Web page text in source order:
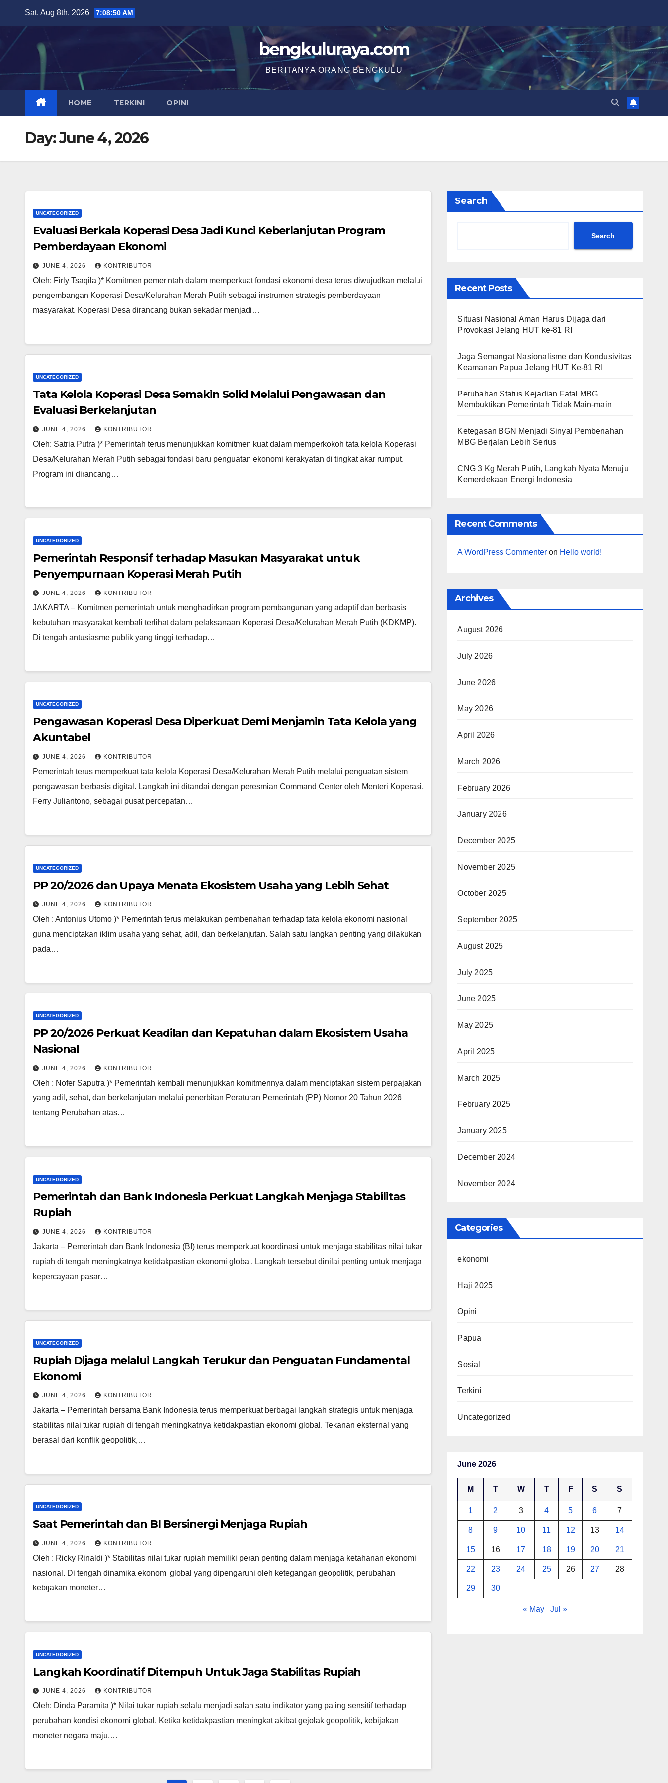
content
Sat. Aug 8th, 2026 7:08:51 AM
bengkuluraya.com
BERITANYA ORANG BENGKULU
HOME TERKINI OPINI
Day:June 4, 2026
UNCATEGORIZED
Evaluasi Berkala Koperasi Desa Jadi Kunci Keberlanjutan Program
Pemberdayaan Ekonomi
JUNE 4, 2026 KONTRIBUTOR
Oleh: Firly Tsaqila )* Komitmen pemerintah dalam memperkuat fondasi ekonomi desa terus diwujudkan melalui
pengembangan Koperasi Desa/Kelurahan Merah Putih sebagai instrumen strategis pemberdayaan
masyarakat. Koperasi Desa dirancang bukan sekadar menjadi…
UNCATEGORIZED
Tata Kelola Koperasi Desa Semakin Solid Melalui Pengawasan dan
Evaluasi Berkelanjutan
JUNE 4, 2026 KONTRIBUTOR
Oleh: Satria Putra )* Pemerintah terus menunjukkan komitmen kuat dalam memperkokoh tata kelola Koperasi
Desa/Kelurahan Merah Putih sebagai fondasi baru penguatan ekonomi kerakyatan di tingkat akar rumput.
Program ini dirancang…
UNCATEGORIZED
Pemerintah Responsif terhadap Masukan Masyarakat untuk
Penyempurnaan Koperasi Merah Putih
JUNE 4, 2026 KONTRIBUTOR
JAKARTA – Komitmen pemerintah untuk menghadirkan program pembangunan yang adaptif dan berbasis
kebutuhan masyarakat kembali terlihat dalam pelaksanaan Koperasi Desa/Kelurahan Merah Putih (KDKMP).
Di tengah antusiasme publik yang tinggi terhadap…
UNCATEGORIZED
Pengawasan Koperasi Desa Diperkuat Demi Menjamin Tata Kelola yang
Akuntabel
JUNE 4, 2026 KONTRIBUTOR
Pemerintah terus memperkuat tata kelola Koperasi Desa/Kelurahan Merah Putih melalui penguatan sistem
pengawasan berbasis digital. Langkah ini ditandai dengan peresmian Command Center oleh Menteri Koperasi,
Ferry Juliantono, sebagai pusat percepatan…
UNCATEGORIZED
PP 20/2026 dan Upaya Menata Ekosistem Usaha yang Lebih Sehat
JUNE 4, 2026 KONTRIBUTOR
Oleh : Antonius Utomo )* Pemerintah terus melakukan pembenahan terhadap tata kelola ekonomi nasional
guna menciptakan iklim usaha yang sehat, adil, dan berkelanjutan. Salah satu langkah penting yang dilakukan
pada…
UNCATEGORIZED
PP 20/2026 Perkuat Keadilan dan Kepatuhan dalam Ekosistem Usaha
Nasional
JUNE 4, 2026 KONTRIBUTOR
Oleh : Nofer Saputra )* Pemerintah kembali menunjukkan komitmennya dalam menciptakan sistem perpajakan
yang adil, sehat, dan berkelanjutan melalui penerbitan Peraturan Pemerintah (PP) Nomor 20 Tahun 2026
tentang Perubahan atas…
UNCATEGORIZED
Pemerintah dan Bank Indonesia Perkuat Langkah Menjaga Stabilitas
Rupiah
JUNE 4, 2026 KONTRIBUTOR
Jakarta – Pemerintah dan Bank Indonesia (BI) terus memperkuat koordinasi untuk menjaga stabilitas nilai tukar
rupiah di tengah meningkatnya ketidakpastian ekonomi global. Langkah tersebut dinilai penting untuk menjaga
kepercayaan pasar…
UNCATEGORIZED
Rupiah Dijaga melalui Langkah Terukur dan Penguatan Fundamental
Ekonomi
JUNE 4, 2026 KONTRIBUTOR
Jakarta – Pemerintah bersama Bank Indonesia terus memperkuat berbagai langkah strategis untuk menjaga
stabilitas nilai tukar rupiah di tengah meningkatnya ketidakpastian ekonomi global. Tekanan eksternal yang
berasal dari konflik geopolitik,…
UNCATEGORIZED
Saat Pemerintah dan BI Bersinergi Menjaga Rupiah
JUNE 4, 2026 KONTRIBUTOR
Oleh : Ricky Rinaldi )* Stabilitas nilai tukar rupiah memiliki peran penting dalam menjaga ketahanan ekonomi
nasional. Di tengah dinamika ekonomi global yang dipengaruhi oleh ketegangan geopolitik, perubahan
kebijakan moneter…
UNCATEGORIZED
Langkah Koordinatif Ditempuh Untuk Jaga Stabilitas Rupiah
JUNE 4, 2026 KONTRIBUTOR
Oleh: Dinda Paramita )* Nilai tukar rupiah selalu menjadi salah satu indikator yang paling sensitif terhadap
perubahan kondisi ekonomi global. Ketika ketidakpastian meningkat akibat gejolak geopolitik, kebijakan
moneter negara maju,…
Search
Search
Recent Posts
Situasi Nasional Aman Harus Dijaga dari
Provokasi Jelang HUT ke-81 RI
Jaga Semangat Nasionalisme dan Kondusivitas
Keamanan Papua Jelang HUT Ke-81 RI
Perubahan Status Kejadian Fatal MBG
Membuktikan Pemerintah Tidak Main-main
Ketegasan BGN Menjadi Sinyal Pembenahan
MBG Berjalan Lebih Serius
CNG 3 Kg Merah Putih, Langkah Nyata Menuju
Kemerdekaan Energi Indonesia
Recent Comments
A WordPress Commenter on Hello world!
Archives
August 2026
July 2026
June 2026
May 2026
April 2026
March 2026
February 2026
January 2026
December 2025
November 2025
October 2025
September 2025
August 2025
July 2025
June 2025
May 2025
April 2025
March 2025
February 2025
January 2025
December 2024
November 2024
Categories
ekonomi
Haji 2025
Opini
Papua
Sosial
Terkini
Uncategorized
June 2026
M T W T F S S
1 2 3 4 5 6 7
8 9 10 11 12 13 14
15 16 17 18 19 20 21
22 23 24 25 26 27 28
29 30
« May Jul »